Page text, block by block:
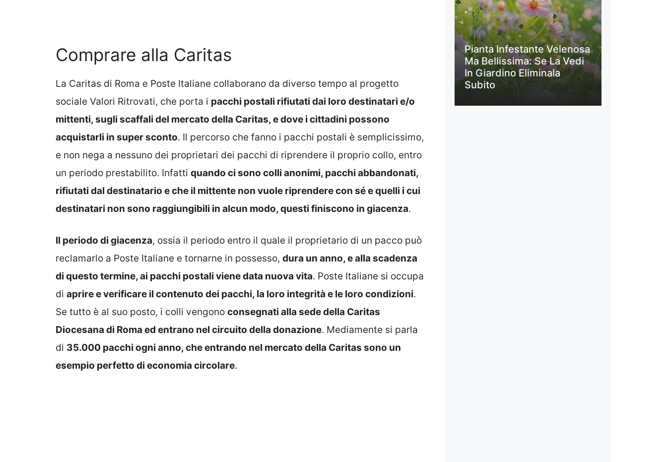
Comprare alla Caritas
La Caritas di Roma e Poste Italiane collaborano da diverso tempo al progetto
sociale Valori Ritrovati, che porta i pacchi postali rifiutati dai loro destinatari e/o
mittenti, sugli scaffali del mercato della Caritas, e dove i cittadini possono
acquistarli in super sconto. Il percorso che fanno i pacchi postali è semplicissimo,
e non nega a nessuno dei proprietari dei pacchi di riprendere il proprio collo, entro
un periodo prestabilito. Infatti quando ci sono colli anonimi, pacchi abbandonati,
rifiutati dal destinatario e che il mittente non vuole riprendere con sé e quelli i cui
destinatari non sono raggiungibili in alcun modo, questi finiscono in giacenza.
Il periodo di giacenza, ossia il periodo entro il quale il proprietario di un pacco può
reclamarlo a Poste Italiane e tornarne in possesso, dura un anno, e alla scadenza
di questo termine, ai pacchi postali viene data nuova vita. Poste Italiane si occupa
di aprire e verificare il contenuto dei pacchi, la loro integrità e le loro condizioni.
Se tutto è al suo posto, i colli vengono consegnati alla sede della Caritas
Diocesana di Roma ed entrano nel circuito della donazione. Mediamente si parla
di 35.000 pacchi ogni anno, che entrando nel mercato della Caritas sono un
esempio perfetto di economia circolare.
Pianta Infestante Velenosa
Ma Bellissima: Se La Vedi
In Giardino Eliminala
Subito